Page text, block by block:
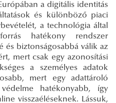
a digitális identitás
és különböző piaci
a technológia által
hatékony rendszer
és biztonságosabbá válik az
mert csak egy azonosítási
a személyes adatok
mert egy adattároló
hatékonyabb, így
visszaéléseknek. Lássuk,